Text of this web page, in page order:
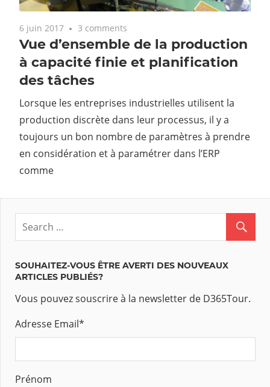
6 juin 2017 3 comments
Vue d’ensemble de la production
à capacité finie et planification
des tâches
Lorsque les entreprises industrielles utilisent la
production discrète dans leur processus, il y a
toujours un bon nombre de paramètres à prendre
en considération et à paramétrer dans l’ERP
comme
SOUHAITEZ-VOUS ÊTRE AVERTI DES NOUVEAUX
ARTICLES PUBLIÉS?
Vous pouvez souscrire à la newsletter de D365Tour.
Adresse Email*
Prénom